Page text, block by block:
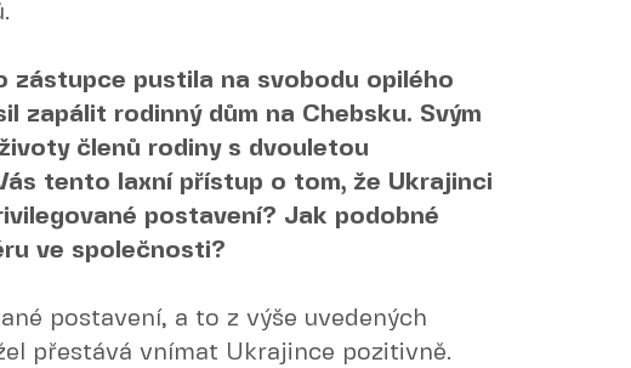
zástupce pustila na svobodu opilého
zapálit rodinný dům na Chebsku. Svým
členů rodiny s dvouletou
tento laxní přístup o tom, že Ukrajinci
postavení? Jak podobné
ve společnosti?
postavení, a to z výše uvedených
přestává vnímat Ukrajince pozitivně.